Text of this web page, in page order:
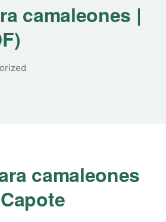
camaleones |
camaleones